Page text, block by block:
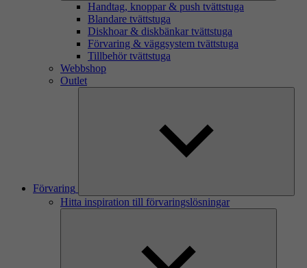
Handtag, knoppar & push tvättstuga
Blandare tvättstuga
Diskhoar & diskbänkar tvättstuga
Förvaring & väggsystem tvättstuga
Tillbehör tvättstuga
Webbshop
Outlet
Förvaring
Hitta inspiration till förvaringslösningar